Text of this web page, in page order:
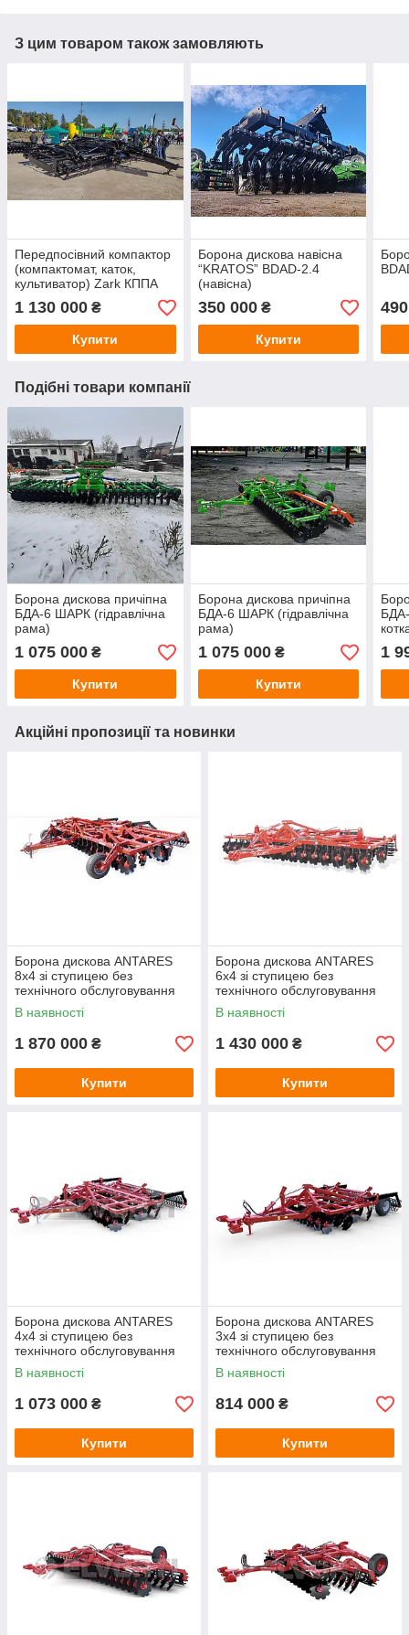
З цим товаром також замовляють
Передпосівний компактор
(компактомат, каток,
культиватор) Zark КППА
(стійки Bellota) 4 метри
1 130 000 ₴
Купити
Борона дискова навісна
“KRATOS” BDAD-2.4
(навісна)
350 000₴
Купити
Подібні товари компанії
Борона дискова причіпна
БДА-6 ШАРК (гідравлічна
рама)
1 075 000 ₴
Купити
Борона дискова причіпна
БДА-6 ШАРК (гідравлічна
рама)
1 075 000₴
Купити
1
Акційні пропозиції та новинки
Борона дискова ANTARES
8x4 зі ступицею без
технічного обслуговування
В наявності
1 870 000 ₴
Купити
Борона дискова ANTARES
6x4 зі ступицею без
технічного обслуговування
В наявності
1 430 000 ₴
Купити
Борона дискова ANTARES
4x4 зі ступицею без
технічного обслуговування
В наявності
1 073 000 ₴
Купити
Борона дискова ANTARES
3x4 зі ступицею без
технічного обслуговування
В наявності
814 000 ₴
Купити